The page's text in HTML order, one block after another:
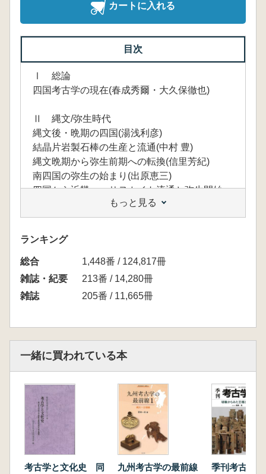
カートに入れる
目次
Ⅰ 総論
四国考古学の現在(春成秀爾・大久保徹也)
Ⅱ 縄文/弥生時代
縄文後・晩期の四国(湯浅利彦)
結晶片岩製石棒の生産と流通(中村 豊)
縄文晩期から弥生前期への転換(信里芳紀)
南四国の弥生の始まり(出原恵三)
四国から近畿へ―サヌカイト流通と弥生開始
四国の木葉文土器(春成秀爾)
Ⅲ 弥生時代
弥生大形集落の消長(柴田昌児)
紫雲出山遺跡と高地性集落(信里芳紀)
瀬戸内海の島嶼部―芸予諸島―(柴田昌児)
辰砂の採掘(西本和哉)
四国の銅鐸と銅矛(宮里 修)
伊予の大型器台と装飾高坏(梅木謙一)
四国の弥生絵画(春成秀爾)
四国の弧帯文土器(菅原康夫)
弥生銅鏡の流入(南 健太郎)
阿波・讃岐出土の漢鏡7期鏡(森下章司)
もっと見る
ランキング
総合
1,448番 / 124,817冊
雑誌・紀要
213番 / 14,280冊
雑誌
205番 / 11,665冊
一緒に買われている本
考古学と文化史 同
九州考古学の最前線
季刊考古学